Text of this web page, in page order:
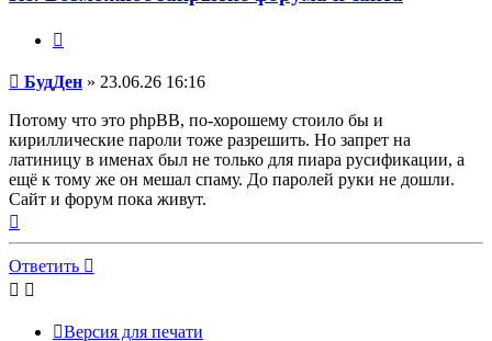
Сообщение
БудДен » 23.06.26 16:16
Потому что это phpBB, по-хорошему стоило бы и
кириллические пароли тоже разрешить. Но запрет на
латиницу в именах был не только для пиара русификации, а
ещё к тому же он мешал спаму. До паролей руки не дошли.
Сайт и форум пока живут.
началу
Ответить
Версия для печати